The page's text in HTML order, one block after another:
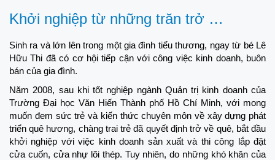
Khởi nghiệp từ những trăn trở …
Sinh ra và lớn lên trong một gia đình tiểu thương, ngay từ bé Lê
Hữu Thi đã có cơ hội tiếp cận với công việc kinh doanh, buôn
bán của gia đình.
Năm 2008, sau khi tốt nghiệp ngành Quản trị kinh doanh của
Trường Đại học Văn Hiến Thành phố Hồ Chí Minh, với mong
muốn đem sức trẻ và kiến thức chuyên môn về xây dựng phát
triển quê hương, chàng trai trẻ đã quyết định trở về quê, bắt đầu
khởi nghiệp với việc kinh doanh sản xuất và thi công lắp đặt
cửa cuốn, cửa nhự lõi thép. Tuy nhiên, do những khó khăn của